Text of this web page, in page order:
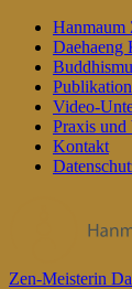
Hanmaum
Daehaeng
Video-
Praxis und
Kontakt
Zen-Meisterin